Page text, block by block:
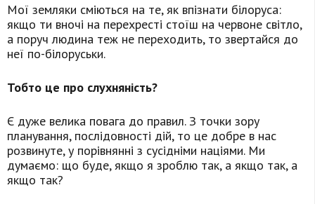
Мої земляки сміються на те, як впізнати білоруса:
якщо ти вночі на перехресті стоїш на червоне світло,
а поруч людина теж не переходить, то звертайся до
неї по-білоруськи.
Тобто це про слухняність?
Є дуже велика повага до правил. З точки зору
планування, послідовності дій, то це добре в нас
розвинуте, у порівнянні з сусідніми націями. Ми
думаємо: що буде, якщо я зроблю так, а якщо так, а
якщо так?